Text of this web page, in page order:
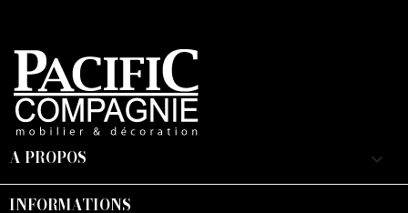
A PROPOS keyboard_arrow_down
INFORMATIONS